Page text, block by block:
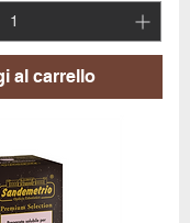
al carrello